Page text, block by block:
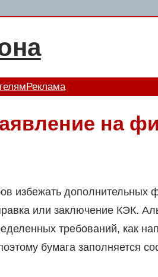
Реклама
на
избежать дополнительных
или заключение КЭК.
требований, как
бумага заполняется